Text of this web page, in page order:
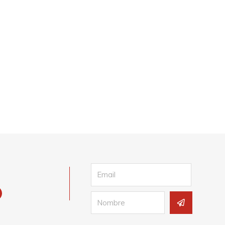
Submit